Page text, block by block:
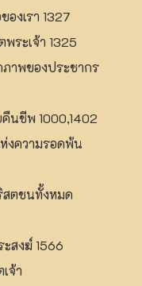
งเรา 1327
ระเจ้า 1325
าพของประชากร
ชีพ 1000,1402
ความรอดพ้น
ตชนทั้งหมด
งฆ์ 1566
จ้า